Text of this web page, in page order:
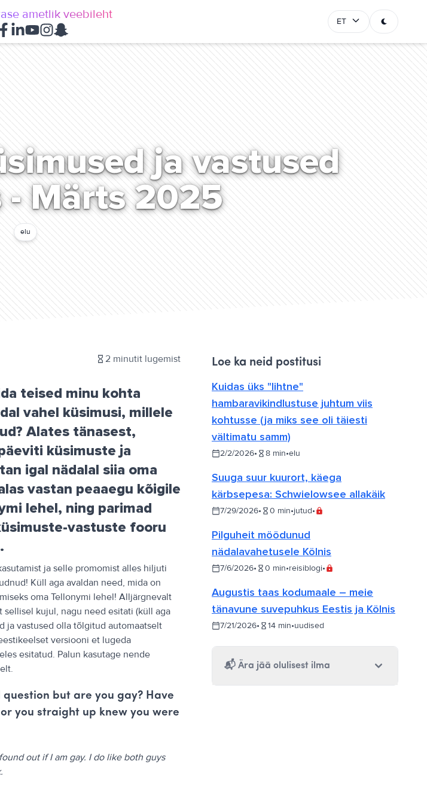
ametlik veebileht ET
ja vastused
- Märts 2025
elu
2 minutit lugemist
teised minu kohta
vahel küsimusi, millele
Alates tänasest,
küsimuste ja
igal nädalal siia oma
vastan peaaegu kõigile
lehel, ning parimad
vastuste fooru
ja selle promomist alles hiljuti
Küll aga avaldan need, mida on
oma Tellonymi lehel! Alljärgnevalt
sellisel kujul, nagu need esitati (küll aga
ja vastused olla tõlgitud automaatselt
versiooni et lugeda
esitatud. Palun kasutage nende
but are you gay? Have
you straight up knew you were
out if I am gay. I do like both guys
Loe ka neid postitusi
Kuidas üks "lihtne"
hambaravikindlustuse juhtum viis
kohtusse (ja miks see oli täiesti
vältimatu samm)
2/2/2026• 8 min•elu
Suuga suur kuurort, käega
kärbsepesa: Schwielowsee allakäik
7/29/2026• 0 min•jutud•
Pilguheit möödunud
nädalavahetusele Kölnis
7/6/2026• 0 min•reisiblogi•
Augustis taas kodumaale – meie
tänavune suvepuhkus Eestis ja Kölnis
7/21/2026• 14 min•uudised
📬 Ära jää olulisest ilma